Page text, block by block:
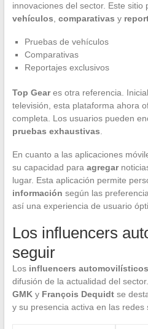
innovaciones del sector. Este sitio
vehículos, comparativas y
Pruebas de vehículos
Comparativas
Reportajes exclusivos
Top Geares otra referencia.
televisión, esta plataforma ahora
completa. Los usuarios pueden
pruebas exhaustivas.
En cuanto a las aplicaciones
su capacidad para agregar
lugar. Esta aplicación permite
información según las
así una experiencia de usuario
Los influencers
seguir
Los influencers automovilísticos
difusión de la actualidad del
GMKy François Dequidtse
y su presencia activa en las redes